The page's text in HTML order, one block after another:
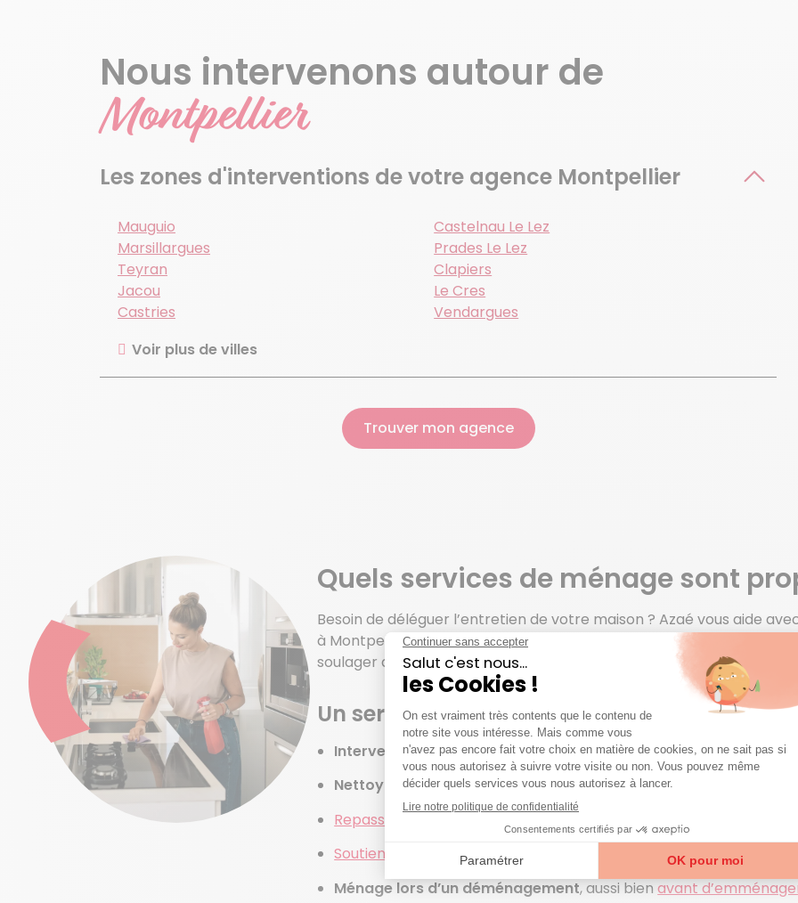
Nous intervenons autour de
Montpellier
Les zones d'interventions de votre agence Montpellier
Mauguio
Castelnau Le Lez
Marsillargues
Prades Le Lez
Teyran
Clapiers
Jacou
Le Cres
Castries
Vendargues
Voir plus de villes
Trouver mon agence
Quels services de ménage sont
Besoin de déléguer l’entretien de votre maison ? Azaé vous aide
à Montpellier et dans les villes voisines.
Les femmes de ménage
soulager des tâches ménagères.
Un service de ménage adapté à vos besoins
Interventions régulièresdeménage(une à deux fois par
Nettoyage ponctuel, par exemple lors d’ungrand ménage de
Repassage
, pour vous aider à gérer votre linge efficacement.
Soutien après une hospitalisation,
de façon à préparer unretour
Ménage lors d’un déménagement, aussi bienavant